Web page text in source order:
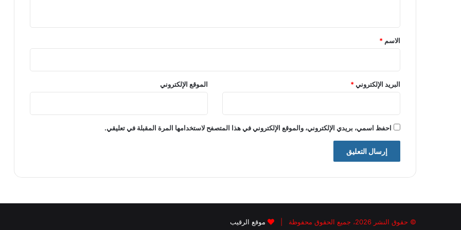
*
الاسم *
البريد الإلكتروني* الموقع الإلكتروني
احفظ اسمي، بريدي الإلكتروني، والموقع الإلكتروني في هذا المتصفح لاستخدامها المرة المقبلة في تعليقي.
© حقوق النشر 2026، جميع الحقوق محفوظة | موقع الرقيب